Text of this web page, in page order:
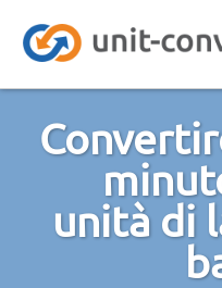
unità di